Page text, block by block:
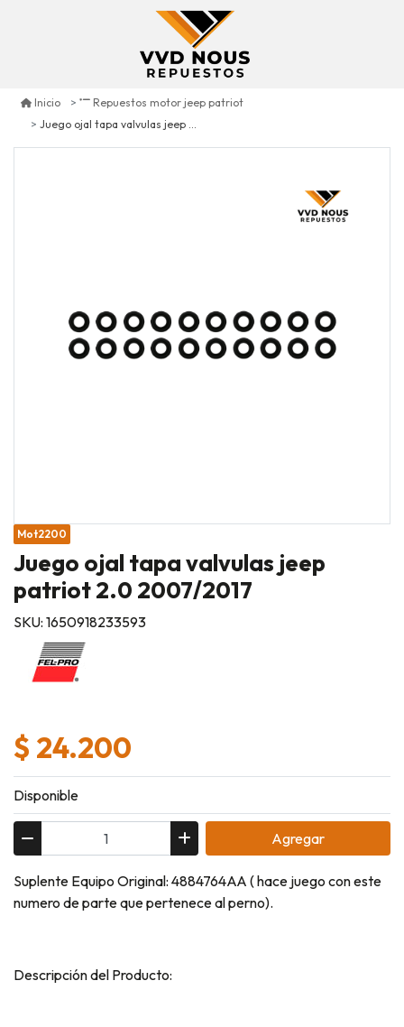
Inicio
Repuestos motor jeep patriot
Juego ojal tapa valvulas jeep patriot 2.0 2007/2017
Mot2200
Juego ojal tapa valvulas jeep
patriot 2.0 2007/2017
SKU: 1650918233593
$ 24.200
Disponible
Agregar
Suplente Equipo Original: 4884764AA ( hace juego con este
numero de parte que pertenece al perno).
Descripción del Producto: